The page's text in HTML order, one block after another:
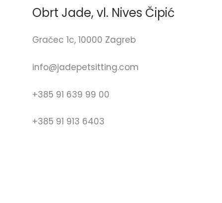
Obrt Jade, vl. Nives Čipić
Gračec 1c, 10000 Zagreb
info@jadepetsitting.com
+385 91 639 99 00
+385 91 913 6403